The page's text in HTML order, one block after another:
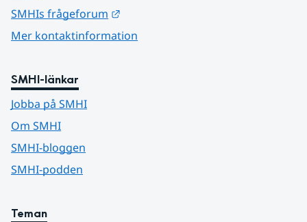
SMHIs frågeforum
Mer kontaktinformation
SMHI-länkar
Jobba på SMHI
Om SMHI
SMHI-bloggen
SMHI-podden
Teman